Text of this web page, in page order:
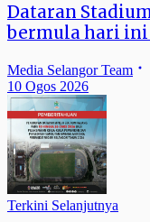
Dataran
bermula hari ini
Media Selangor Team
10 Ogos 2026
Terkini Selanjutnya